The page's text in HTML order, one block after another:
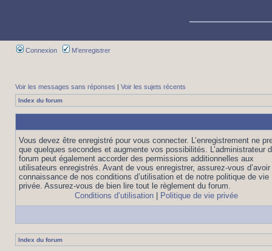
Connexion M’enregistrer
Voir les messages sans réponses | Voir les sujets récents
Index du forum
Vous devez être enregistré pour vous connecter. L’enregistrement ne
que quelques secondes et augmente vos possibilités. L’administrateur
forum peut également accorder des permissions additionnelles aux
utilisateurs enregistrés. Avant de vous enregistrer, assurez-vous
connaissance de nos conditions d’utilisation et de notre politique de vie
privée. Assurez-vous de bien lire tout le règlement du forum.
Conditions d’utilisation
Politique de vie privée
Index du forum